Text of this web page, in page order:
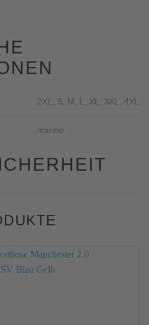
2XL, S, M, L, XL, 3XL, 4XL
marine